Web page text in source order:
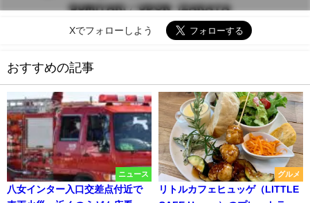
Xでフォローしよう
おすすめの記事
ニュース
八女インター入口交差点付近で
グルメ
リトルカフェヒュッゲ（LITTLE